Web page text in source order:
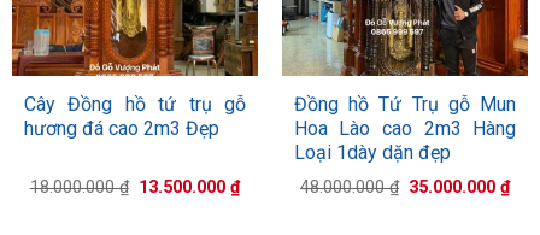
Cây Đồng hồ tứ trụ gỗ
hương đá cao 2m3 Đẹp
18.000.000₫ Giá
13.500.000₫Giá
hiện
Đồng hồ Tứ Trụ gỗ Mun
Hoa Lào cao 2m3 Hàng
Loại 1dày dặn đẹp
48.000.000₫ Giá
35.000.000₫Giá